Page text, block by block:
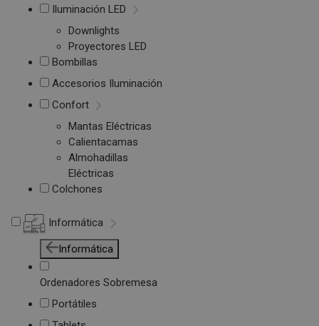
Iluminación LED
Downlights
Proyectores LED
Bombillas
Accesorios Iluminación
Confort
Mantas Eléctricas
Calientacamas
Almohadillas
Eléctricas
Colchones
Informática
Informática
Ordenadores Sobremesa
Portátiles